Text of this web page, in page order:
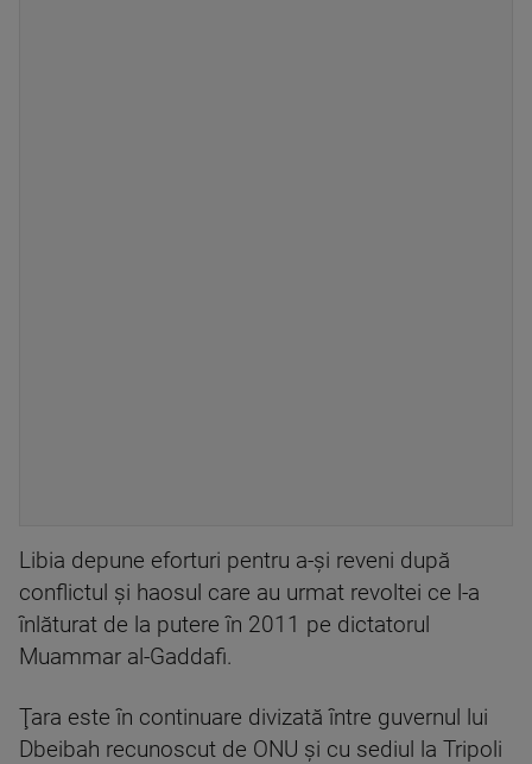
Libia depune eforturi pentru a-şi reveni după
conflictul şi haosul care au urmat revoltei ce l-a
înlăturat de la putere în 2011 pe dictatorul
Muammar al-Gaddafi.
Ţara este în continuare divizată între guvernul lui
Dbeibah recunoscut de ONU şi cu sediul la Tripoli